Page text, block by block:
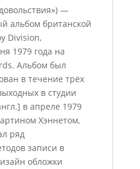
—
альбом британской
Division,
1979 года на
Альбом был
в течение трёх
в студии
в апреле 1979
Хэннетом,
ряд
записи в
обложки